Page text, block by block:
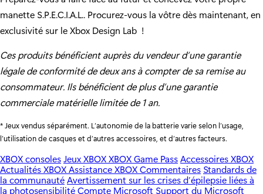
manette S.P.E.C.I.A.L.. Procurez-vous la vôtre dès maintenant, en
exclusivité sur leXbox Design Lab !
Ces produits bénéficient auprès du vendeur d’une garantie
légale de conformité de deux ans à compter de sa remise au
consommateur. Ils bénéficient de plus d’une garantie
commerciale matérielle limitée de 1 an.
* Jeux vendus séparément. L’autonomie de la batterie varie selon l’usage,
l’utilisation de casques et d’autres accessoires, et d’autres facteurs.
XBOX consolesJeux XBOXXBOX Game PassAccessoires XBOX
Actualités XBOXAssistance XBOXCommentaires Standards de
la communautéAvertissement sur les crises d’épilepsie liées à
la photosensibilitéCompte Microsoft Support du Microsoft